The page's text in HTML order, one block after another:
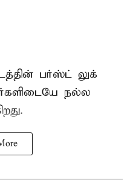
பர்ஸ்ட் லுக்
நல்ல